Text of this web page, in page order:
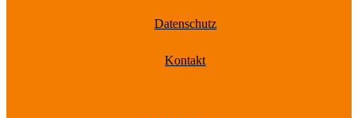
Datenschutz
Kontakt